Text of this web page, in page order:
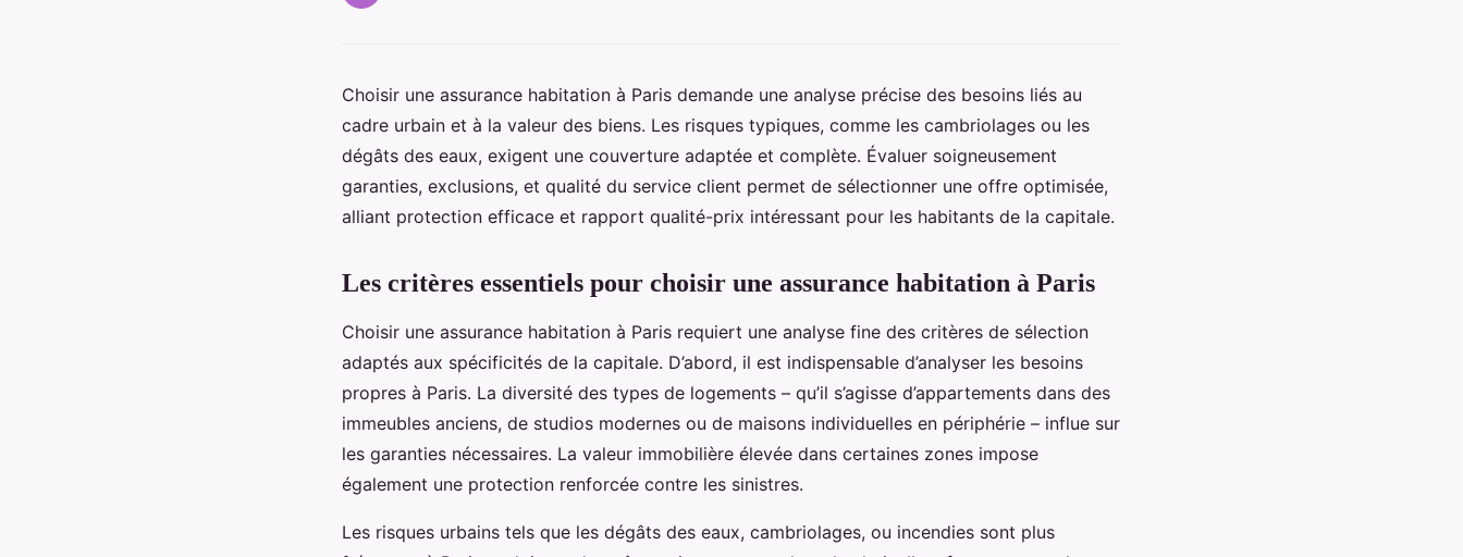
Choisir une assurance habitation à Paris demande une analyse précise des besoins liés au
cadre urbain et à la valeur des biens. Les risques typiques, comme les cambriolages ou les
dégâts des eaux, exigent une couverture adaptée et complète. Évaluer soigneusement
garanties, exclusions, et qualité du service client permet de sélectionner une offre optimisée,
alliant protection efficace et rapport qualité-prix intéressant pour les habitants de la capitale.
Les critères essentiels pour choisir une assurance habitation à Paris
Choisir une assurance habitation à Paris requiert une analyse fine des critères de sélection
adaptés aux spécificités de la capitale. D’abord, il est indispensable d’analyser les besoins
propres à Paris. La diversité des types de logements – qu’il s’agisse d’appartements dans des
immeubles anciens, de studios modernes ou de maisons individuelles en périphérie – influe sur
les garanties nécessaires. La valeur immobilière élevée dans certaines zones impose
également une protection renforcée contre les sinistres.
Les risques urbains tels que les dégâts des eaux, cambriolages, ou incendies sont plus